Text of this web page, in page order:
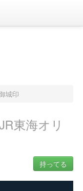
城印
東海オリ
持ってる